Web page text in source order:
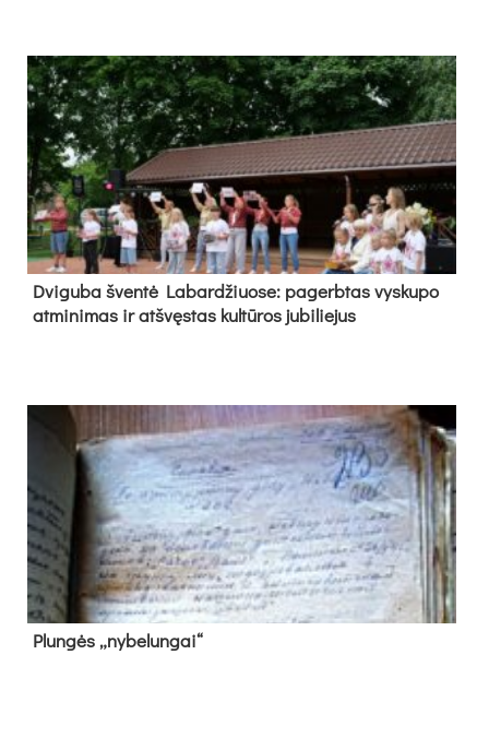
Dvi­gu­ba šven­tė La­bar­džiuo­se: pa­gerb­tas vys­ku­po
at­mi­ni­mas ir at­švęs­tas kul­tū­ros ju­bi­lie­jus
Plun­gės „ny­be­lun­gai“